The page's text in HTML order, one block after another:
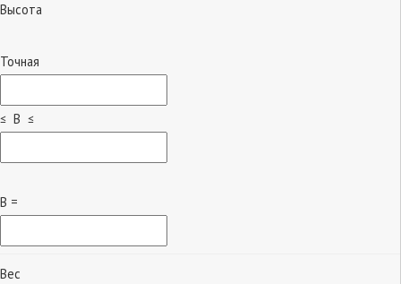
Высота
Точная
≤ B ≤
B =
Вес